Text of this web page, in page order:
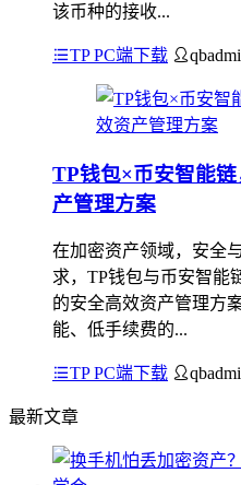
该币种的接收...
TP PC端下载
TP钱包×币安智能
产管理方案
在加密资产领域，安全
求，TP钱包与币安智能
的安全高效资产管理方
能、低手续费的...
TP PC端下载
最新文章